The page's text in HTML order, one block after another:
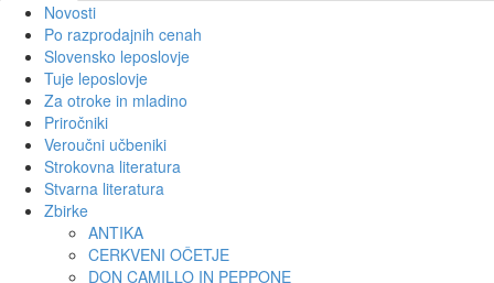
Novosti
Po razprodajnih cenah
Slovensko leposlovje
Tuje leposlovje
Za otroke in mladino
Priročniki
Veroučni učbeniki
Strokovna literatura
Stvarna literatura
Zbirke
ANTIKA
CERKVENI OČETJE
DON CAMILLO IN PEPPONE